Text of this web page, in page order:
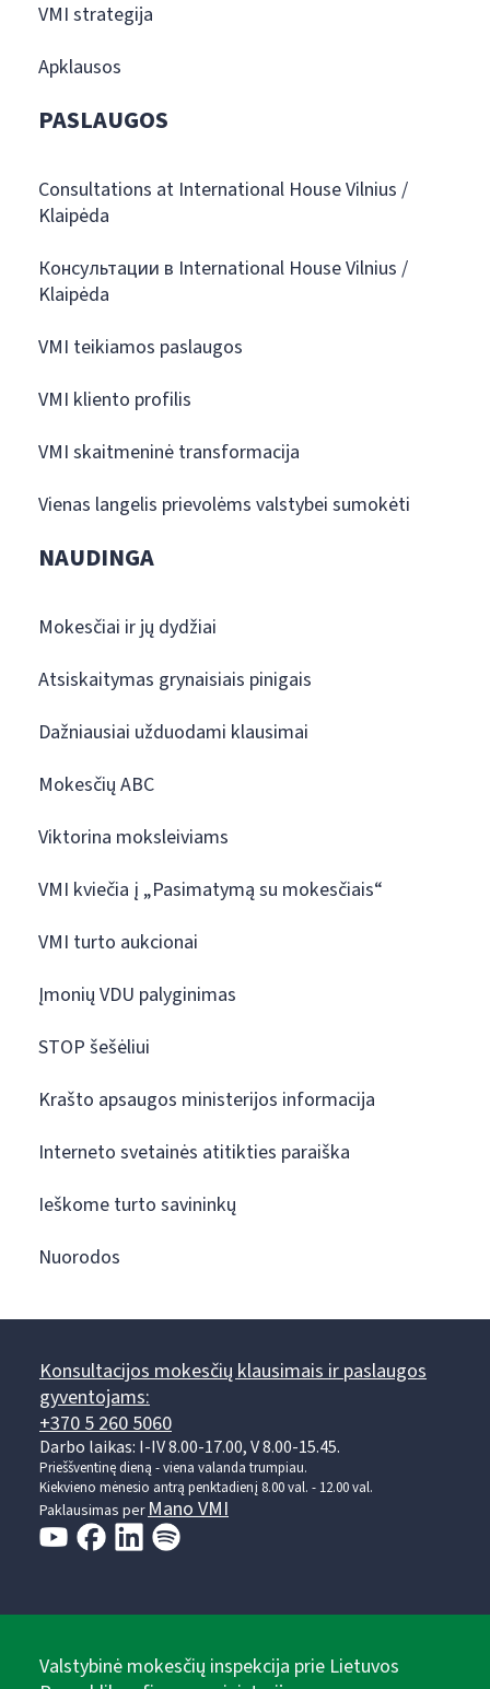
VMI strategija
Apklausos
PASLAUGOS
Consultations at International House Vilnius /
Klaipėda
Консультации в International House Vilnius /
Klaipėda
VMI teikiamos paslaugos
VMI kliento profilis
VMI skaitmeninė transformacija
Vienas langelis prievolėms valstybei sumokėti
NAUDINGA
Mokesčiai ir jų dydžiai
Atsiskaitymas grynaisiais pinigais
Dažniausiai užduodami klausimai
Mokesčių ABC
Viktorina moksleiviams
VMI kviečia į „Pasimatymą su mokesčiais“
VMI turto aukcionai
Įmonių VDU palyginimas
STOP šešėliui
Krašto apsaugos ministerijos informacija
Interneto svetainės atitikties paraiška
Ieškome turto savininkų
Nuorodos
Konsultacijos mokesčių klausimais ir paslaugos
gyventojams:
+370 5 260 5060
Darbo laikas: I-IV 8.00-17.00, V 8.00-15.45.
Prieššventinę dieną - viena valanda trumpiau.
Kiekvieno mėnesio antrą penktadienį 8.00 val. - 12.00 val.
Paklausimas perMano VMI
Valstybinė mokesčių inspekcija prie Lietuvos